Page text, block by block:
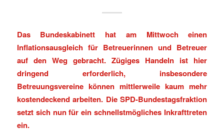
Das Bundeskabinett hat am Mittwoch einen
Inflationsausgleich für Betreuerinnen und Betreuer
auf den Weg gebracht. Zügiges Handeln ist hier
dringend erforderlich, insbesondere
Betreuungsvereine können mittlerweile kaum mehr
kostendeckend arbeiten. Die SPD-Bundestagsfraktion
setzt sich nun für ein schnellstmögliches Inkrafttreten
ein.